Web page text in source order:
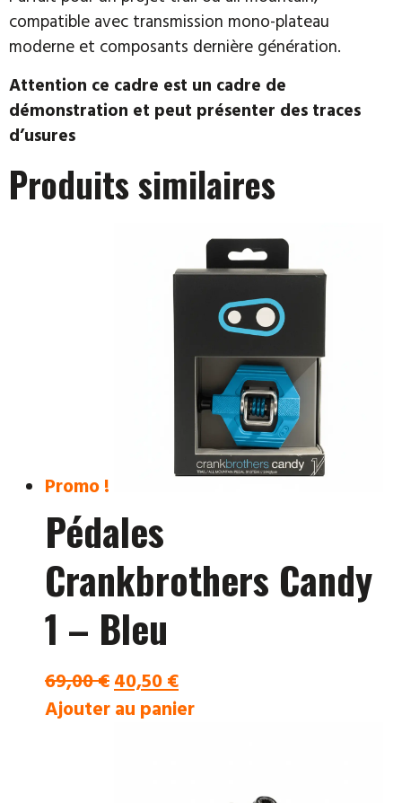
compatible avec transmission mono-plateau
moderne et composants dernière génération.
Attention ce cadre est un cadre de
démonstration et peut présenter des traces
d’usures
Produits similaires
Promo !
Pédales
Crankbrothers Candy
1 – Bleu
69,00€Le
prix
40,50€Le
prix
Ajouter au panier